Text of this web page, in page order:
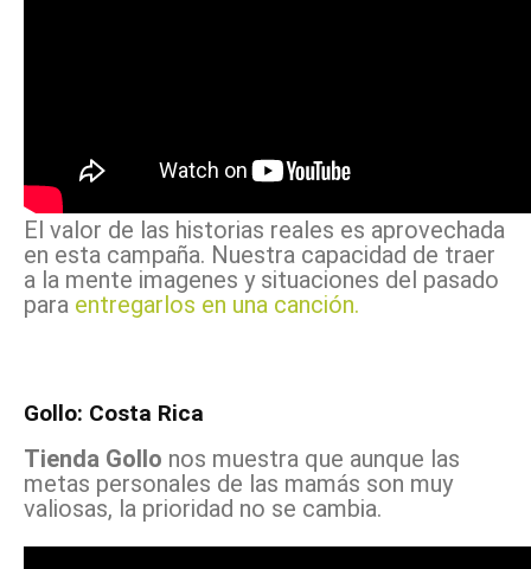
El valor de las historias reales es aprovechada
en esta campaña. Nuestra capacidad de traer
a la mente imagenes y situaciones del pasado
para entregarlos en una canción.
Gollo: Costa Rica
Tienda Gollo nos muestra que aunque las
metas personales de las mamás son muy
valiosas, la prioridad no se cambia.